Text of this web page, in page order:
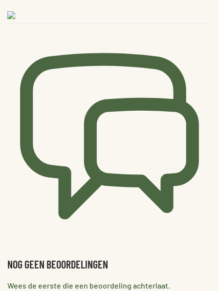
NOG GEEN BEOORDELINGEN
Wees de eerste die een beoordeling achterlaat.